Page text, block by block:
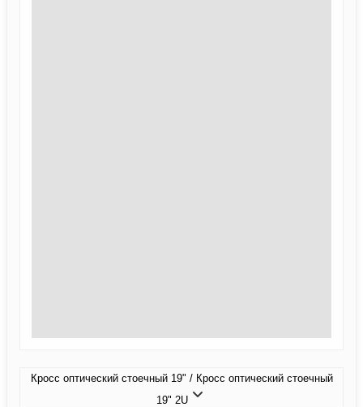
Кросс оптический стоечный 19" / Кросс оптический стоечный
19" 2U